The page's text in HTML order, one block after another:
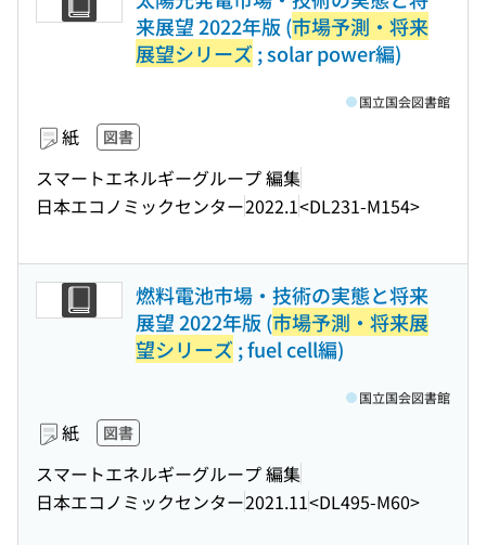
来展望 2022年版 (市場予測・将来
展望シリーズ ; solar power編)
紙 図書
スマートエネルギーグループ 編集
日本エコノミックセンター2022.1<DL231-M154>
国立国会図書館
燃料電池市場・技術の実態と将来
展望 2022年版 (市場予測・将来展
望シリーズ ; fuel cell編)
紙 図書
スマートエネルギーグループ 編集
日本エコノミックセンター2021.11<DL495-M60>
国立国会図書館